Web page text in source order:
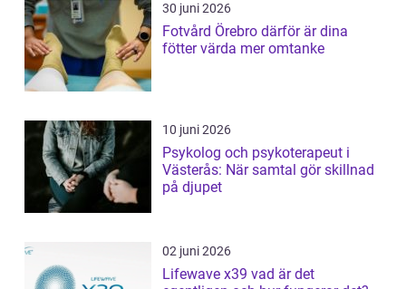
30 juni 2026
Fotvård Örebro därför är dina
fötter värda mer omtanke
10 juni 2026
Psykolog och psykoterapeut i
Västerås: När samtal gör skillnad
på djupet
02 juni 2026
Lifewave x39 vad är det